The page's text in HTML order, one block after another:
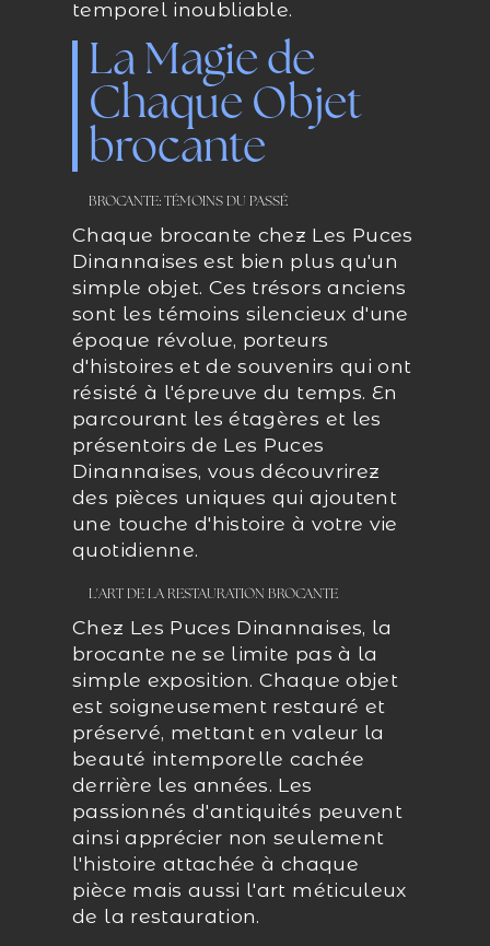
temporel inoubliable.
La Magie de
Chaque Objet
brocante
BROCANTE: TÉMOINS DU PASSÉ
Chaque brocante chez Les Puces
Dinannaises est bien plus qu'un
simple objet. Ces trésors anciens
sont les témoins silencieux d'une
époque révolue, porteurs
d'histoires et de souvenirs qui ont
résisté à l'épreuve du temps. En
parcourant les étagères et les
présentoirs de Les Puces
Dinannaises, vous découvrirez
des pièces uniques qui ajoutent
une touche d'histoire à votre vie
quotidienne.
L'ART DE LA RESTAURATION BROCANTE
Chez Les Puces Dinannaises, la
brocante ne se limite pas à la
simple exposition. Chaque objet
est soigneusement restauré et
préservé, mettant en valeur la
beauté intemporelle cachée
derrière les années. Les
passionnés d'antiquités peuvent
ainsi apprécier non seulement
l'histoire attachée à chaque
pièce mais aussi l'art méticuleux
de la restauration.